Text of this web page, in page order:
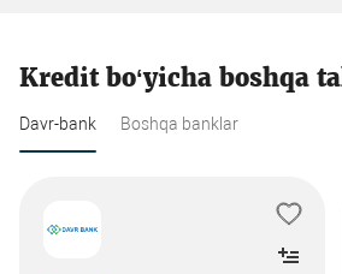
Kredit bo‘yicha boshqa
Davr-bank Boshqa banklar